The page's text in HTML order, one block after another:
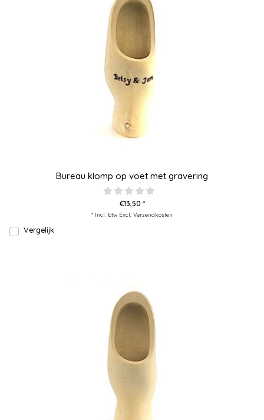
Bureau klomp op voet met gravering
€13,50 *
* Incl. btw Excl. Verzendkosten
Vergelijk